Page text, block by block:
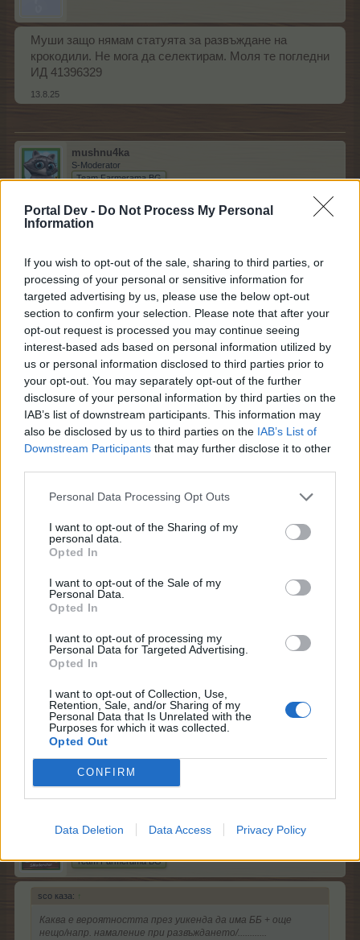
Portal Dev - Do Not Process My Personal
Information
If you wish to opt-out of the sale, sharing to third parties, or
processing of your personal or sensitive information for
targeted advertising by us, please use the below opt-out
section to confirm your selection. Please note that after your
opt-out request is processed you may continue seeing
interest-based ads based on personal information utilized by
us or personal information disclosed to third parties prior to
your opt-out. You may separately opt-out of the further
disclosure of your personal information by third parties on the
IAB’s list of downstream participants. This information may
also be disclosed by us to third parties on the IAB’s List of
Downstream Participants that may further disclose it to other
Personal Data Processing Opt Outs
I want to opt-out of the Sharing of my
personal data.
Opted In
I want to opt-out of the Sale of my
Personal Data.
Opted In
I want to opt-out of processing my
Personal Data for Targeted Advertising.
Opted In
I want to opt-out of Collection, Use,
Retention, Sale, and/or Sharing of my
Personal Data that Is Unrelated with the
Purposes for which it was collected.
Opted Out
CONFIRM
Data Deletion Data Access Privacy Policy
Муши защо нямам статуята за развъждане на
крокодили. Не мога да селектирам. Моля те погледни
ИД 41396329
13.8.25
mushnu4ka
S-Moderator
Team Farmerama BG
babamarta каза:↑
Здравей, нямаш я, защото още не е въведена в
играта. Утре след 15:00 ч. ще се случи това.
На14.08.2025 г. в15:00 ч.още едно животно ще влезе в
селекциите - това екрокодилът.
https://board-bg.farmerama.com/threads/Развъждане-
на-крокодили.26767/#post-227673
Хубав ден!
13.8.25
Активен автор
13.8.25
Изключителен талант
Каква е вероятността през уикенда да има ББ + още
нещо/напр. намаление при развъждането/............
mushnu4ka
Team Farmerama BG
sco каза: ↑
Каква е вероятността през уикенда да има ББ + още
нещо/напр. намаление при развъждането/............